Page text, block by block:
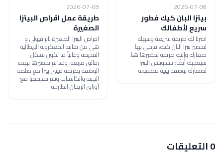
2026-07-08
بيتزا البان كيك فطور
سريع لأطفالك
اخترنا لكِ طريقة سريعة وسهلة
لتحضير بيتزا البان كيك، فرحي بها
صغارك وإليكِ طريقة تحضيرها هنا.
سيعجبك أيضًا: سندويتش البيتزا
لصغارك بوصفة بيتية مضمونة
2026-07-08
طريقة عمل اقراص البيتزا
الصغيرة
اقراص البيتزا الصغيرة بالرافيولي و
هي من تقاليد المعكرونة الإيطالية
القديمة وغالباً ما تكون بشكل
رقائق مربعة، وقد تم تحضيرها بهذه
الوصفة بطريقة ميني بيتزا مع صلصة
الجبنة والكاتشاب ويتم تقديمها مع
أوراق الريحان الطازجة .
0 التعليقات